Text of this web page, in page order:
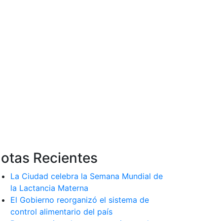
Recientes
La Ciudad celebra la Semana Mundial de
la Lactancia Materna
El Gobierno reorganizó el sistema de
control alimentario del país